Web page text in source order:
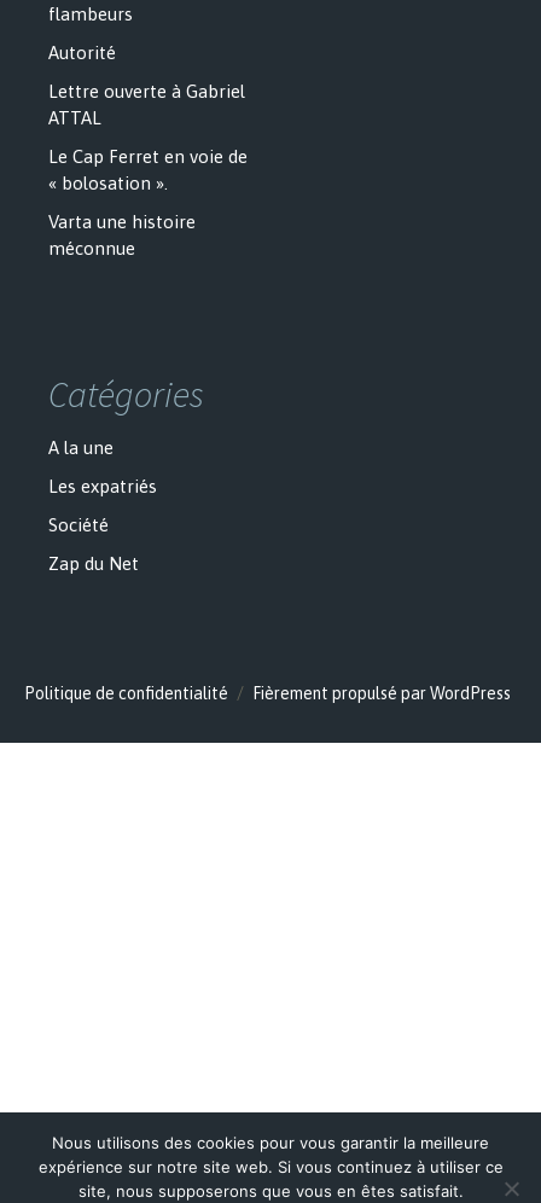
flambeurs
Autorité
Lettre ouverte à Gabriel
ATTAL
Le Cap Ferret en voie de
« bolosation ».
Varta une histoire
méconnue
Catégories
A la une
Les expatriés
Société
Zap du Net
Politique de confidentialité Fièrement propulsé par WordPress
Nous utilisons des cookies pour vous garantir la meilleure
expérience sur notre site web. Si vous continuez à utiliser ce
site, nous supposerons que vous en êtes satisfait.